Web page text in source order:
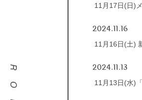
11月17日(日)
2024.11.16
11月16日(土)
2024.11.13
11月13日(水)